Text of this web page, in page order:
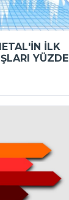
ILK
YÜZDE